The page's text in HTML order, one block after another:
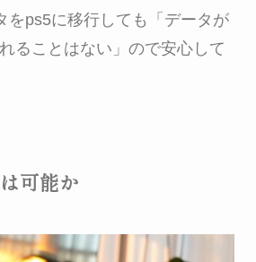
をps5に移行しても「データが
ることはない」ので安心して
可能か